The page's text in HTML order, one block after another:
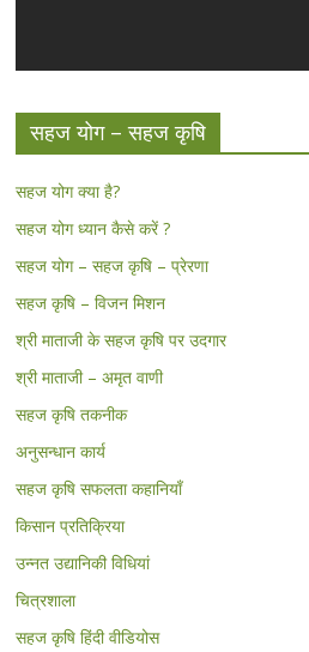
सहज योग – सहज कृषि
सहज योग क्या है?
सहज योग ध्यान कैसे करें ?
सहज योग – सहज कृषि – प्रेरणा
सहज कृषि – विजन मिशन
श्री माताजी के सहज कृषि पर उदगार
श्री माताजी – अमृत वाणी
सहज कृषि तकनीक
अनुसन्धान कार्य
सहज कृषि सफलता कहानियाँ
किसान प्रतिक्रिया
उन्नत उद्यानिकी विधियां
चित्रशाला
सहज कृषि हिंदी वीडियोस